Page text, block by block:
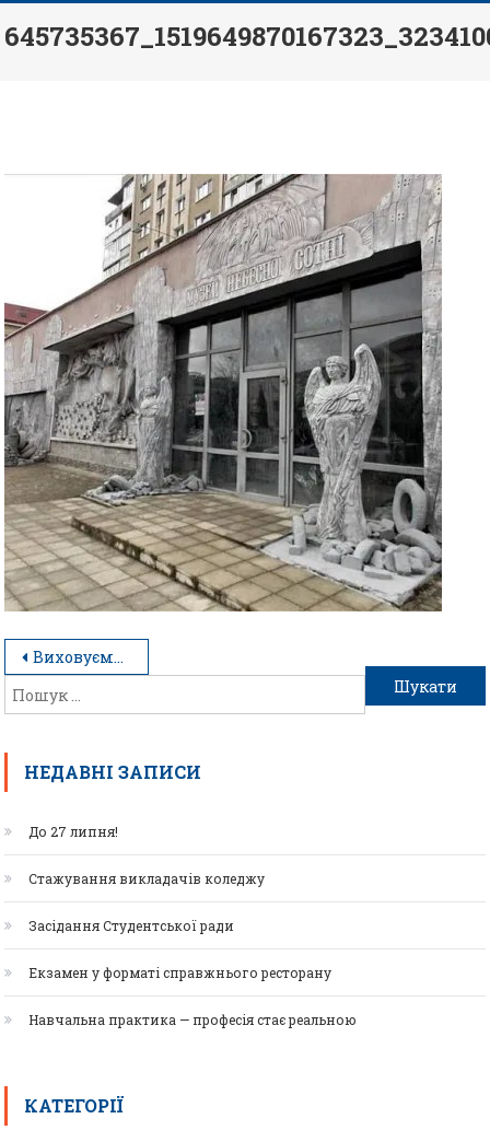
Виховуємо патріотизм
НЕДАВНІ ЗАПИСИ
До 27 липня!
Стажування викладачів коледжу
Засідання Студентської ради
Екзамен у форматі справжнього ресторану
Навчальна практика — професія стає реальною
КАТЕГОРІЇ